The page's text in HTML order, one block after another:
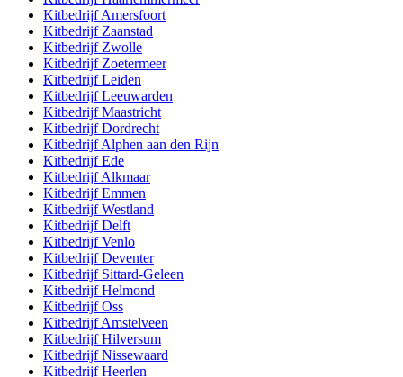
KitbedrijfAmersfoort
Kitbedrijf Zaanstad
Kitbedrijf Zwolle
Kitbedrijf Zoetermeer
KitbedrijfLeiden
KitbedrijfLeeuwarden
KitbedrijfMaastricht
KitbedrijfDordrecht
KitbedrijfAlphen aan den Rijn
KitbedrijfEde
KitbedrijfAlkmaar
KitbedrijfEmmen
KitbedrijfWestland
KitbedrijfDelft
KitbedrijfVenlo
KitbedrijfDeventer
Kitbedrijf Sittard-Geleen
KitbedrijfHelmond
KitbedrijfOss
KitbedrijfAmstelveen
KitbedrijfHilversum
KitbedrijfNissewaard
KitbedrijfHeerlen